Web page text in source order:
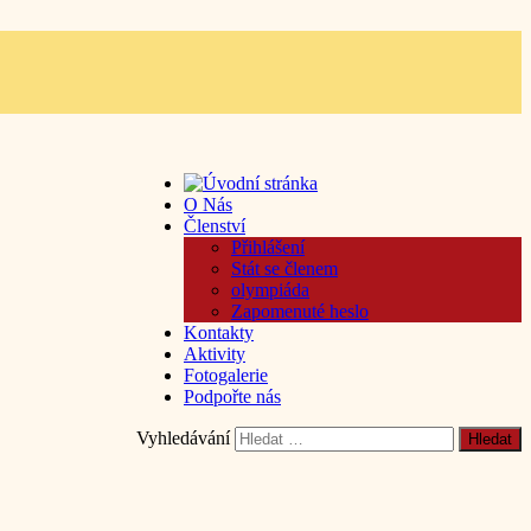
O Nás
Členství
Přihlášení
Stát se členem
olympiáda
Zapomenuté heslo
Kontakty
Aktivity
Fotogalerie
Podpořte nás
Vyhledávání